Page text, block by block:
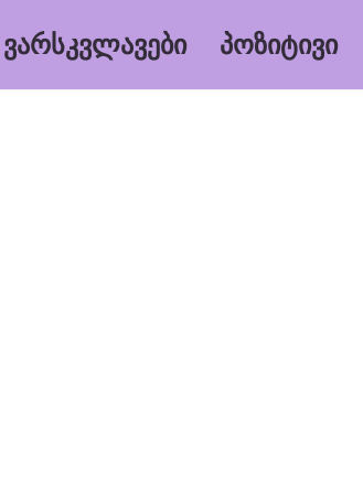
ᲕᲐᲠᲡᲙᲕᲚᲐᲕᲔᲑᲘ ᲞᲝᲖᲘᲢᲘᲕᲘ